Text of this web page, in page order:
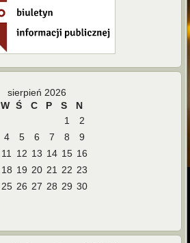
sierpień 2026
W Ś C P S
N
1
2
4 5 6 7 8
9
11 12 13 14 15 16
18 19 20 21 22 23
25 26 27 28 29 30